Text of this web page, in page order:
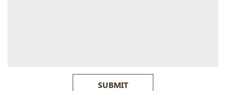
SUBMIT